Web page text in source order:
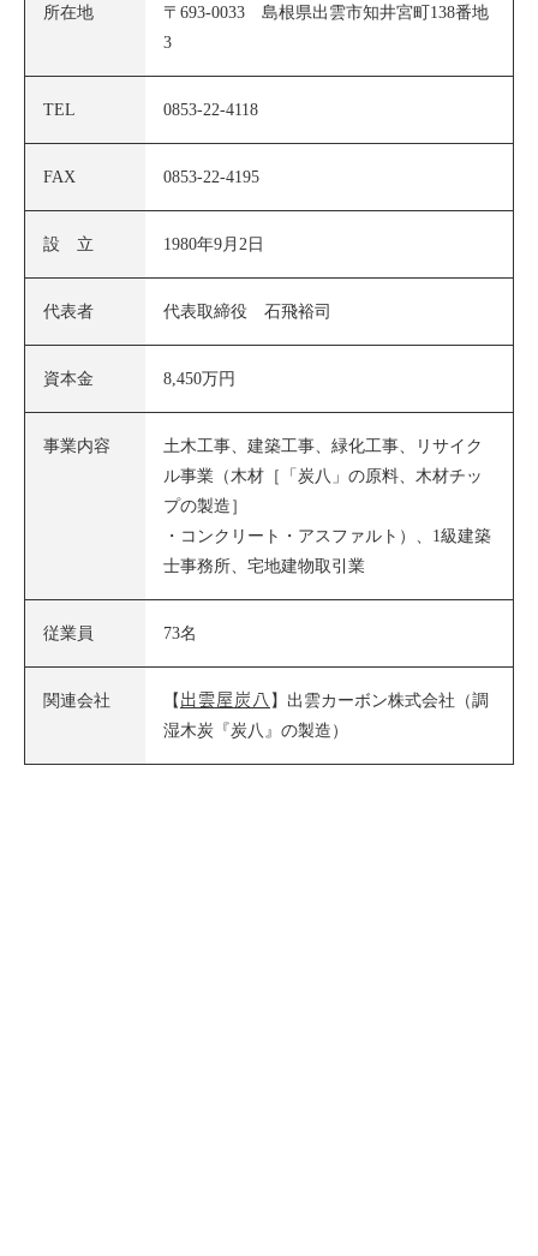
所在地
〒693-0033 島根県出雲市知井宮町138番地
3
TEL 0853-22-4118
FAX 0853-22-4195
設 立 1980年9月2日
代表者 代表取締役 石飛裕司
資本金 8,450万円
事業内容
土木工事、建築工事、緑化工事、リサイク
ル事業（木材［「炭八」の原料、木材チッ
プの製造］
・コンクリート・アスファルト）、1級建築
士事務所、宅地建物取引業
従業員 73名
関連会社 【出雲屋炭八 】出雲カーボン株式会社（調
湿木炭『炭八』の製造）